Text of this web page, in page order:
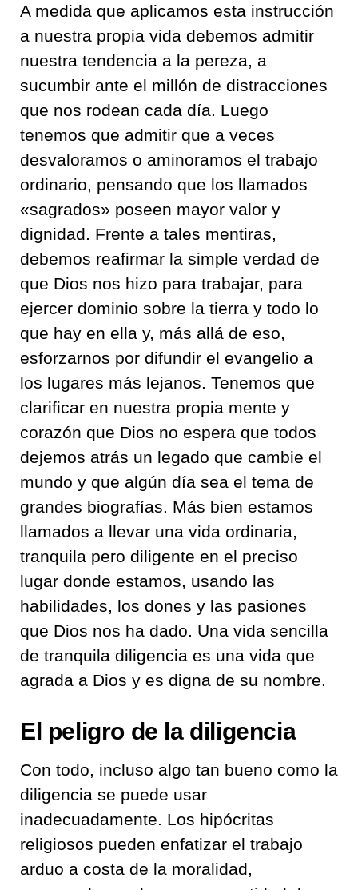
A medida que aplicamos esta instrucción
a nuestra propia vida debemos admitir
nuestra tendencia a la pereza, a
sucumbir ante el millón de distracciones
que nos rodean cada día. Luego
tenemos que admitir que a veces
desvaloramos o aminoramos el trabajo
ordinario, pensando que los llamados
«sagrados» poseen mayor valor y
dignidad. Frente a tales mentiras,
debemos reafirmar la simple verdad de
que Dios nos hizo para trabajar, para
ejercer dominio sobre la tierra y todo lo
que hay en ella y, más allá de eso,
esforzarnos por difundir el evangelio a
los lugares más lejanos. Tenemos que
clarificar en nuestra propia mente y
corazón que Dios no espera que todos
dejemos atrás un legado que cambie el
mundo y que algún día sea el tema de
grandes biografías. Más bien estamos
llamados a llevar una vida ordinaria,
tranquila pero diligente en el preciso
lugar donde estamos, usando las
habilidades, los dones y las pasiones
que Dios nos ha dado. Una vida sencilla
de tranquila diligencia es una vida que
agrada a Dios y es digna de su nombre.
El peligro de la diligencia
Con todo, incluso algo tan bueno como la
diligencia se puede usar
inadecuadamente. Los hipócritas
religiosos pueden enfatizar el trabajo
arduo a costa de la moralidad,